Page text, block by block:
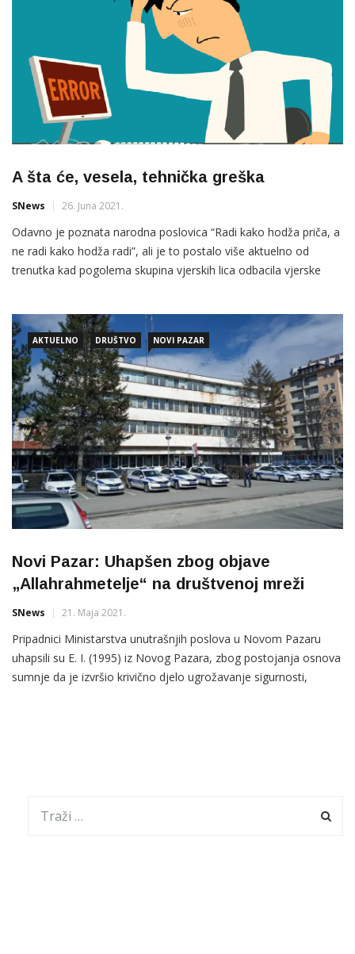
A šta će, vesela, tehnička greška
SNews 26. Juna 2021.
Odavno je poznata narodna poslovica “Radi kako hodža priča, a
ne radi kako hodža radi”, ali je to postalo više aktuelno od
trenutka kad pogolema skupina vjerskih lica odbacila vjerske
mnogi brzo i shvatiše primamljivost beogradske
AKTUELNO DRUŠTVO NOVI PAZAR
Novi Pazar: Uhapšen zbog objave
„Allahrahmetelje“ na društvenoj mreži
SNews 21. Maja 2021.
Pripadnici Ministarstva unutrašnjih poslova u Novom Pazaru
uhapsili su E. I. (1995) iz Novog Pazara, zbog postojanja osnova
sumnje da je izvršio krivično djelo ugrožavanje sigurnosti,